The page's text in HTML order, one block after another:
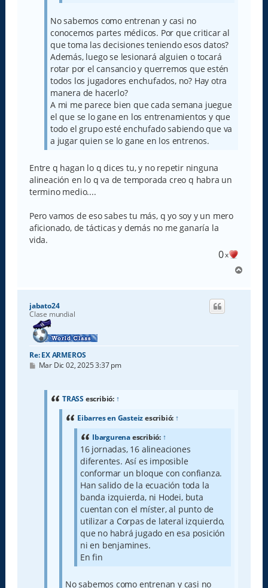
No sabemos como entrenan y casi no
conocemos partes médicos. Por que criticar al
que toma las decisiones teniendo esos datos?
Además, luego se lesionará alguien o tocará
rotar por el cansancio y querremos que estén
todos los jugadores enchufados, no? Hay otra
manera de hacerlo?
A mi me parece bien que cada semana juegue
el que se lo gane en los entrenamientos y que
todo el grupo esté enchufado sabiendo que va
a jugar quien se lo gane en los entrenos.
Entre q hagan lo q dices tu, y no repetir ninguna
alineación en lo q va de temporada creo q habra un
termino medio....
Pero vamos de eso sabes tu más, q yo soy y un mero
aficionado, de tácticas y demás no me ganaría la
vida.
0x
r
jabato24
Clase mundial
Re: EX ARMEROS
M
Mar Dic 02, 2025 3:37 pm
TRASS escribió: ↑
Eibarres en Gasteizescribió: ↑
Ibargurenaescribió: ↑
16 jornadas, 16 alineaciones
diferentes. Así es imposible
conformar un bloque con confianza.
Han salido de la ecuación toda la
banda izquierda, ni Hodei, buta
cuentan con el míster, al punto de
utilizar a Corpas de lateral izquierdo,
que no habrá jugado en esa posición
ni en benjamines.
En fin
No sabemos como entrenan y casi no